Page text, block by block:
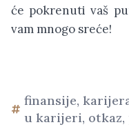
će pokrenuti vaš
vam mnogo sreće!
finansije,
u karijeri, otkaz,